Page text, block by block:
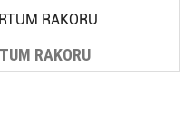
RAKORU